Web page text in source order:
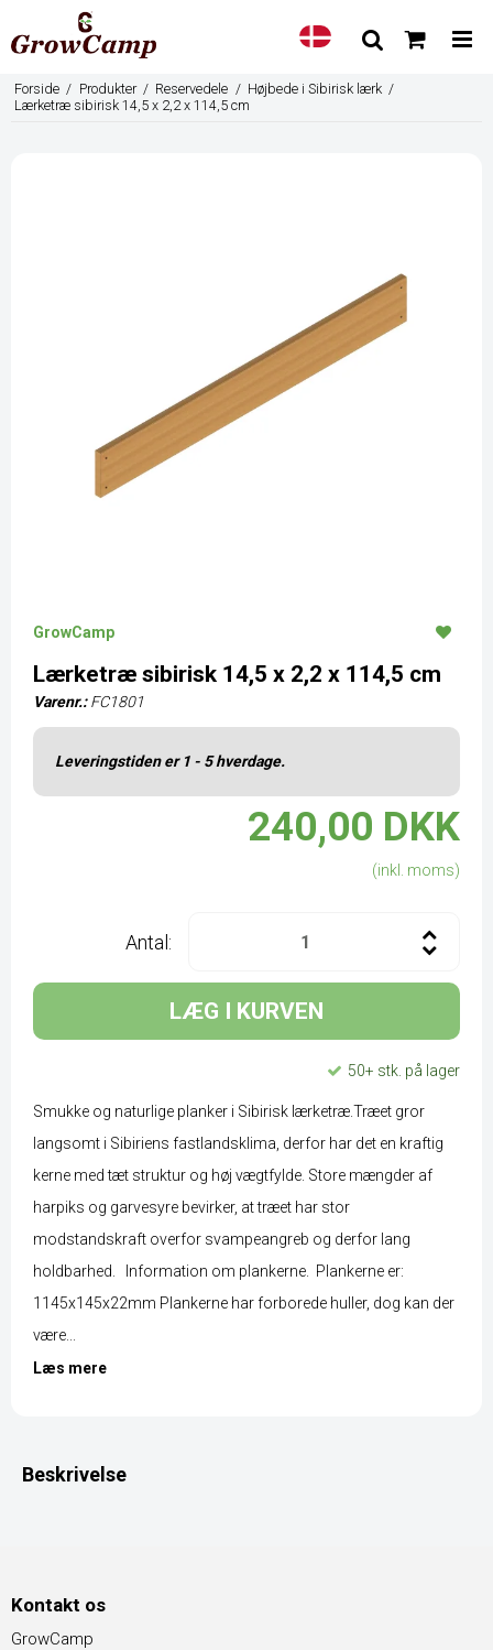
Forside / Produkter / Reservedele / Højbede i Sibirisk lærk /
Lærketræ sibirisk 14,5 x 2,2 x 114,5 cm
GrowCamp
Lærketræ sibirisk 14,5 x 2,2 x 114,5 cm
Varenr.: FC1801
Leveringstiden er 1 - 5 hverdage.
240,00 DKK
(inkl. moms)
Antal:
LÆG I KURVEN
50+ stk. på lager
Smukke og naturlige planker i Sibirisk lærketræ.Træet gror
langsomt i Sibiriens fastlandsklima, derfor har det en kraftig
kerne med tæt struktur og høj vægtfylde. Store mængder af
harpiks og garvesyre bevirker, at træet har stor
modstandskraft overfor svampeangreb og derfor lang
holdbarhed. Information om plankerne. Plankerne er:
1145x145x22mm Plankerne har forborede huller, dog kan der
være...
Læs mere
Beskrivelse
Kontakt os
GrowCamp